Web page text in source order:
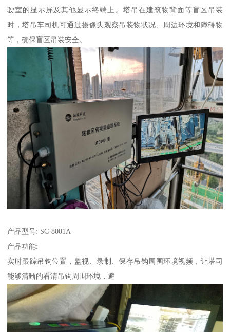
驶室的显示屏及其他显示终端上。塔吊在建筑物背面等盲区吊装
时，塔吊车司机可通过摄像头观察吊装物状况、周边环境和障碍物
等，确保盲区吊装安全。
产品型号: SC-8001A
产品功能:
实时跟踪吊钩位置，监视、录制、保存吊钩周围环境视频，让塔司
能够清晰的看清吊钩周围环境，避